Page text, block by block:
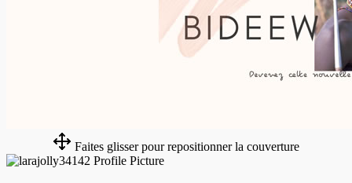
Faites glisser pour repositionner la couverture